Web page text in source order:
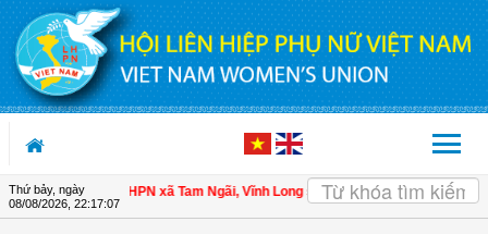
Truy cập nội dung luôn
Thứ bảy, ngày
08/08/2026, 22:17:08
viên | Hội LHPN xã Tam Ngãi, Vĩnh Long sơ kết công tác Hội và phong trào